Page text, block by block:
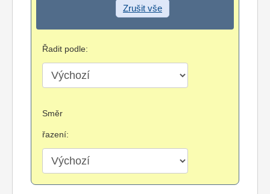
Zrušit vše
Řadit podle:
Směr
řazení: